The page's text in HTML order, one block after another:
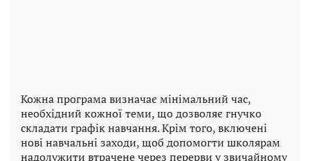
Кожна програма визначає мінімальний час,
необхідний кожної теми, що дозволяє гнучко
складати графік навчання. Крім того, включені
нові навчальні заходи, щоб допомогти школярам
надолужити втрачене через перерви у звичайному